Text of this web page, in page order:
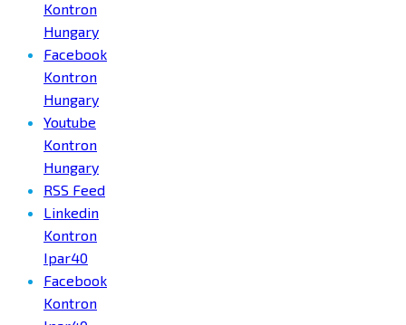
Kontron
Hungary
Facebook
Kontron
Hungary
Youtube
Kontron
Hungary
RSS Feed
Linkedin
Kontron
Ipar40
Facebook
Kontron